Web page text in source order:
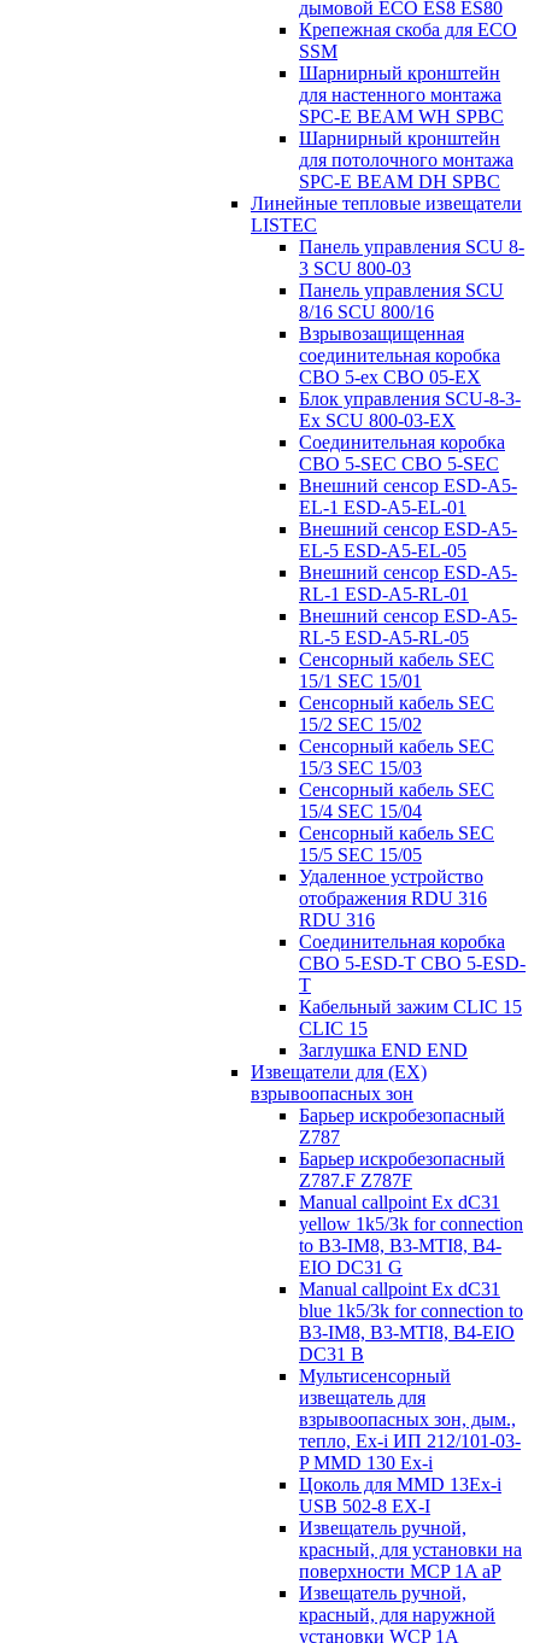
дымовой ECO ES8 ES80
Крепежная скоба для ECO
SSM
Шарнирный кронштейн
для настенного монтажа
SPC-E BEAM WH SPBC
Шарнирный кронштейн
для потолочного монтажа
SPC-E BEAM DH SPBC
Линейные тепловые извещатели
LISTEC
Панель управления SCU 8-
3 SCU 800-03
Панель управления SCU
8/16 SCU 800/16
Взрывозащищенная
соединительная коробка
CBO 5-ex CBO 05-EX
Блок управления SCU-8-3-
Ex SCU 800-03-EX
Соединительная коробка
CBO 5-SEC CBO 5-SEC
Внешний сенсор ESD-A5-
EL-1 ESD-A5-EL-01
Внешний сенсор ESD-A5-
EL-5 ESD-A5-EL-05
Внешний сенсор ESD-A5-
RL-1 ESD-A5-RL-01
Внешний сенсор ESD-A5-
RL-5 ESD-A5-RL-05
Сенсорный кабель SEC
15/1 SEC 15/01
Сенсорный кабель SEC
15/2 SEC 15/02
Сенсорный кабель SEC
15/3 SEC 15/03
Сенсорный кабель SEC
15/4 SEC 15/04
Сенсорный кабель SEC
15/5 SEC 15/05
Удаленное устройство
отображения RDU 316
RDU 316
Соединительная коробка
CBO 5-ESD-T CBO 5-ESD-
T
Кабельный зажим CLIC 15
CLIC 15
Заглушка END END
Извещатели для (EX)
взрывоопасных зон
Барьер искробезопасный
Z787
Барьер искробезопасный
Z787.F Z787F
Manual callpoint Ex dC31
yellow 1k5/3k for connection
to B3-IM8, B3-MTI8, B4-
EIO DC31 G
Manual callpoint Ex dC31
blue 1k5/3k for connection to
B3-IM8, B3-MTI8, B4-EIO
DC31 B
Мультисенсорный
извещатель для
взрывоопасных зон, дым.,
тепло, Ex-i ИП 212/101-03-
P MMD 130 Ex-i
Цоколь для MMD 13Ex-i
USB 502-8 EX-I
Извещатель ручной,
красный, для установки на
поверхности MCP 1A aP
Извещатель ручной,
красный, для наружной
установки WCP 1A